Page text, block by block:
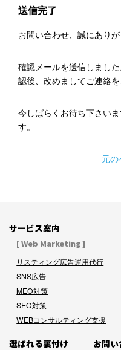
送信完了
お問い合わせ、誠にありが
確認メールを送信しまし
認後、改めましてご連絡を
今しばらくお待ち下さい
す。
元の
サービス案内
[ Web Marketing ]
リスティング広告運用代行
SNS広告
MEO対策
SEO対策
WEBコンサルティング支援
選ばれる裏付け
お問